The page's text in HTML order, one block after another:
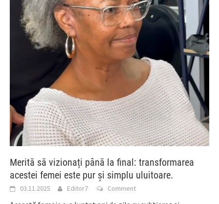
Merită să vizionați până la final: transformarea
acestei femei este pur și simplu uluitoare.
03.11.2025 Editor7 Comment